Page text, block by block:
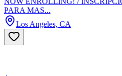
PARA MAS...
Los Angeles, CA